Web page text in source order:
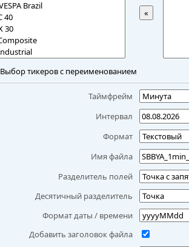
«
Выбор тикеров с переименованием
Таймфрейм
Интервал
Формат
Имя файла
Разделитель полей
Десятичный разделитель
Формат даты / времени
Добавить заголовок файла